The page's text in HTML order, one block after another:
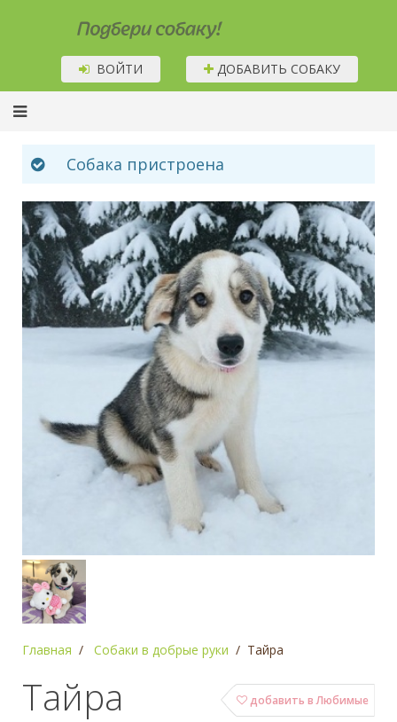
Подбери собаку!
ВОЙТИ ДОБАВИТЬ СОБАКУ
Собака пристроена
Главная Собаки в добрые руки Тайра
добавить в Любимые
Тайра